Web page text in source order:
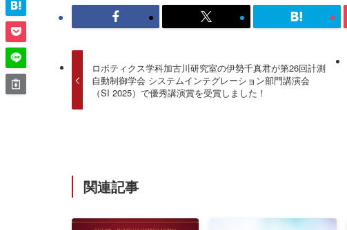
ロボティクス学科加古川研究室の伊勢千真君が第26回計測
自動制御学会 システムインテグレーション部門講演会
（SI 2025）で優秀講演賞を受賞しました！
関連記事